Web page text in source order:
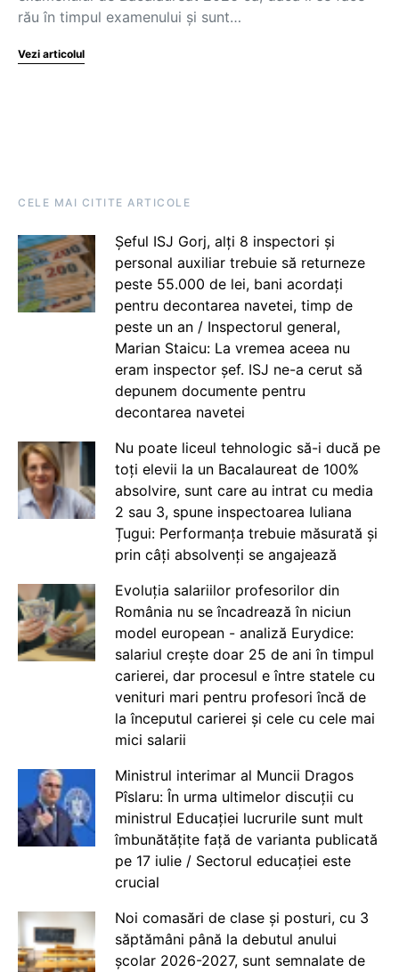
rău în timpul examenului și sunt…
Vezi articolul
CELE MAI CITITE ARTICOLE
Șeful ISJ Gorj, alți 8 inspectori și
personal auxiliar trebuie să returneze
peste 55.000 de lei, bani acordați
pentru decontarea navetei, timp de
peste un an / Inspectorul general,
Marian Staicu: La vremea aceea nu
eram inspector șef. ISJ ne-a cerut să
depunem documente pentru
decontarea navetei
Nu poate liceul tehnologic să-i ducă pe
toți elevii la un Bacalaureat de 100%
absolvire, sunt care au intrat cu media
2 sau 3, spune inspectoarea Iuliana
Țugui: Performanța trebuie măsurată și
prin câți absolvenți se angajează
Evoluția salariilor profesorilor din
România nu se încadrează în niciun
model european - analiză Eurydice:
salariul crește doar 25 de ani în timpul
carierei, dar procesul e între statele cu
venituri mari pentru profesori încă de
la începutul carierei și cele cu cele mai
mici salarii
Ministrul interimar al Muncii Dragos
Pîslaru: În urma ultimelor discuții cu
ministrul Educației lucrurile sunt mult
îmbunătățite față de varianta publicată
pe 17 iulie / Sectorul educației este
crucial
Noi comasări de clase și posturi, cu 3
săptămâni până la debutul anului
școlar 2026-2027, sunt semnalate de